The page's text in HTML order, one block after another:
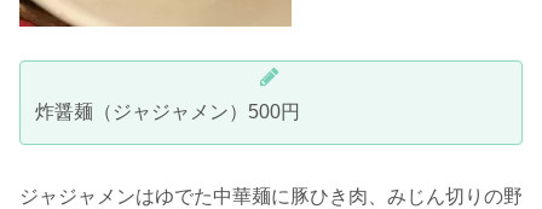
炸醤麺（ジャジャメン）500円
ジャジャメンはゆでた中華麺に豚ひき肉、みじん切りの野